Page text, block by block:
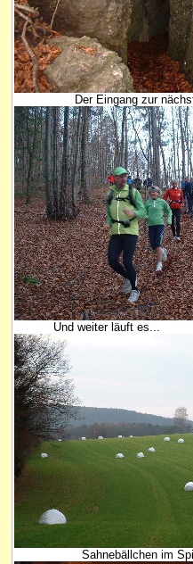
Der Eingang zur
Und weiter läuft es...
Sahnebällchen im